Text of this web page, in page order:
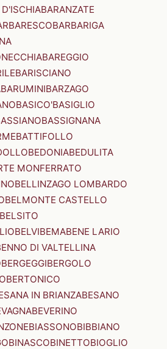
BARANZATE
BARBARIGA
BAREGGIO
BARISCIANO
BARUMINIBARZAGO
BASICO'BASIGLIO
BASSIGNANA
BATTIFOLLO
BEDONIABEDULITA
MONFERRATO
BELLINZAGO LOMBARDO
BELMONTE CASTELLO
BELSITO
BELVIBEMABENE LARIO
DI VALTELLINA
BERGEGGIBERGOLO
BERTONICO
IN BRIANZABESANO
BEVERINO
BIASSONOBIBBIANO
BINASCOBINETTOBIOGLIO